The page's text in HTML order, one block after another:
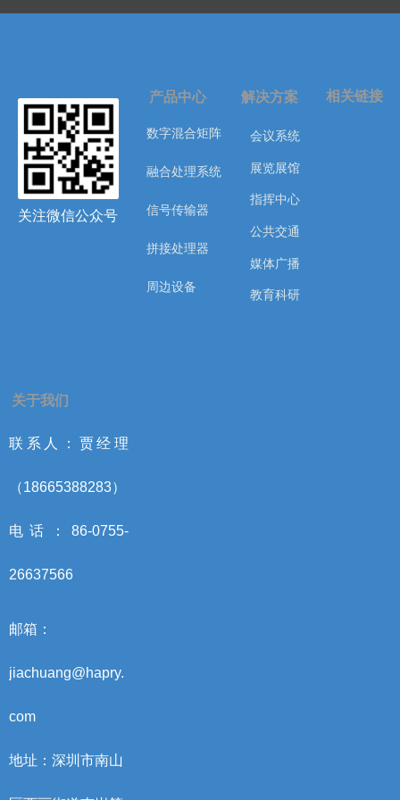
产品中心
数字混合矩阵
融合处理系统
信号传输器
拼接处理器
周边设备
会议系统
展览展馆
指挥中心
公共交通
媒体广播
教育科研
解决方案 相关链接
联系人：贾经理
（18665388283）
电话：86-0755-
26637566
邮箱：
jiachuang@hapry.
com
地址：深圳市南山
关于我们
关注微信公众号